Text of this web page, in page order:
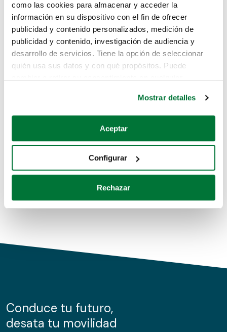
como las cookies para almacenar y acceder la
información en su dispositivo con el fin de ofrecer
publicidad y contenido personalizados, medición de
publicidad y contenido, investigación de audiencia y
desarrollo de servicios. Tiene la opción de seleccionar
quién usa sus datos y con qué propósitos. Puede
Si lo permite, también quisiéramos:
Recopilar información sobre su ubicación geográfica
Identificar su dispositivo analizándolo activamente
para buscar características específicas (huellas
Obtenga más información sobre cómo se procesan sus
de cookies.
información sobre el uso que haga del sitio web con
nuestros partners de redes sociales, publicidad y análisis
Mostrar detalles
Aceptar
Configurar
Rechazar
Lo sentimos, no sabemos como
te hemos traido hasta aquí.
Pero puedes encontrar el coche que estás
buscando en alguno de estos enlaces:
Coches de segunda mano
Coches de km0
Conduce tu futuro,
desata tu movilidad